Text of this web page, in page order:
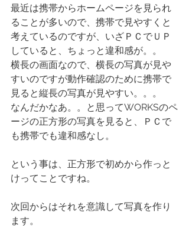
最近は携帯からホームページを見られ
ることが多いので、携帯で見やすくと
考えているのですが、いざＰＣでＵＰ
していると、ちょっと違和感が。。
横長の画面なので、横長の写真が見や
すいのですが動作確認のために携帯で
見ると縦長の写真が見やすい。。。
なんだかなあ。。と思ってWORKSのペ
ージの正方形の写真を見ると、ＰＣで
も携帯でも違和感なし。
という事は、正方形で初めから作っと
けってことですね。
次回からはそれを意識して写真を作り
ます。